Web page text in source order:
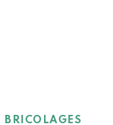
BRICOLAGES